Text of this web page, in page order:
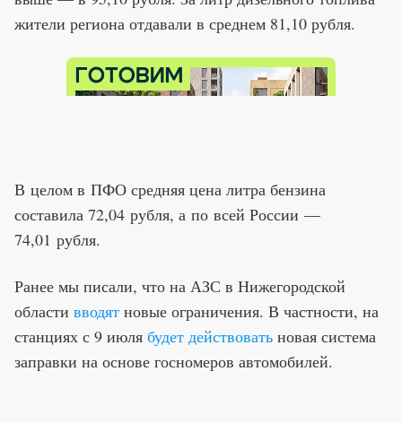
жители региона отдавали в среднем 81,10 рубля.
В целом в ПФО средняя цена литра бензина
составила 72,04 рубля, а по всей России —
74,01 рубля.
Ранее мы писали, что на АЗС в Нижегородской
области вводят новые ограничения. В частности, на
станциях с 9 июля будет действовать новая система
заправки на основе госномеров автомобилей.